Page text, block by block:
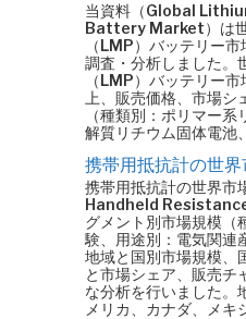
当資料（Global
Battery Market）は世
（LMP）バッテリー
調査・分析しました。
（LMP）バッテリー
上、販売価格、市場
（種類別：ポリマー
解質リチウム固体電池
携帯用抵抗計の世
携帯用抵抗計の世界市
Handheld
グメント別市場規模（
験、用途別：電気関連
地域と国別市場規模、
と市場シェア、販売チ
な分析を行いました。
メリカ、カナダ、メ